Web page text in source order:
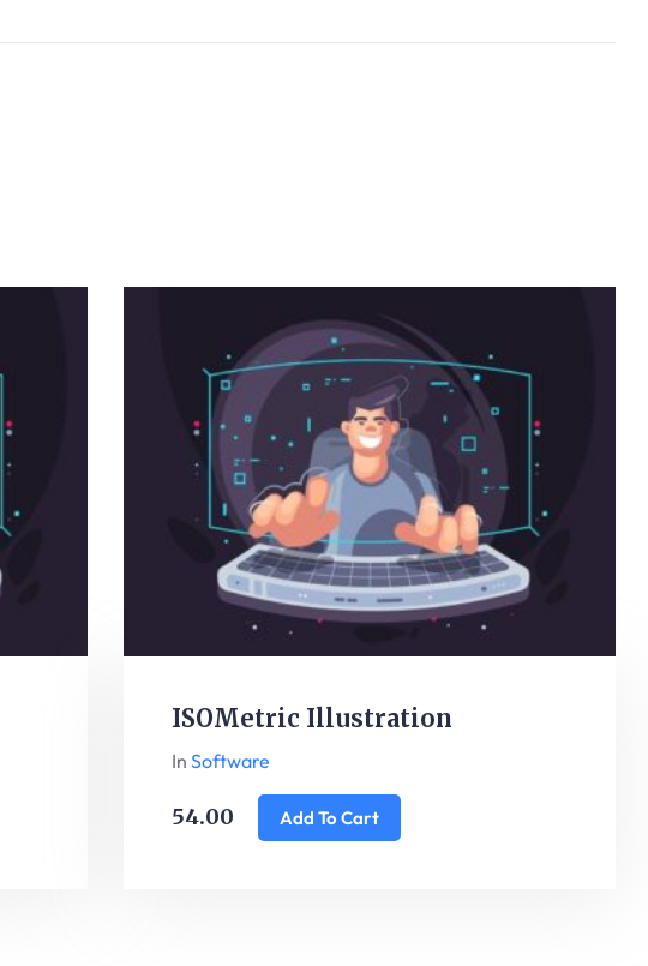
ISOMetric Illustration
In Software
54.00 Add To Cart